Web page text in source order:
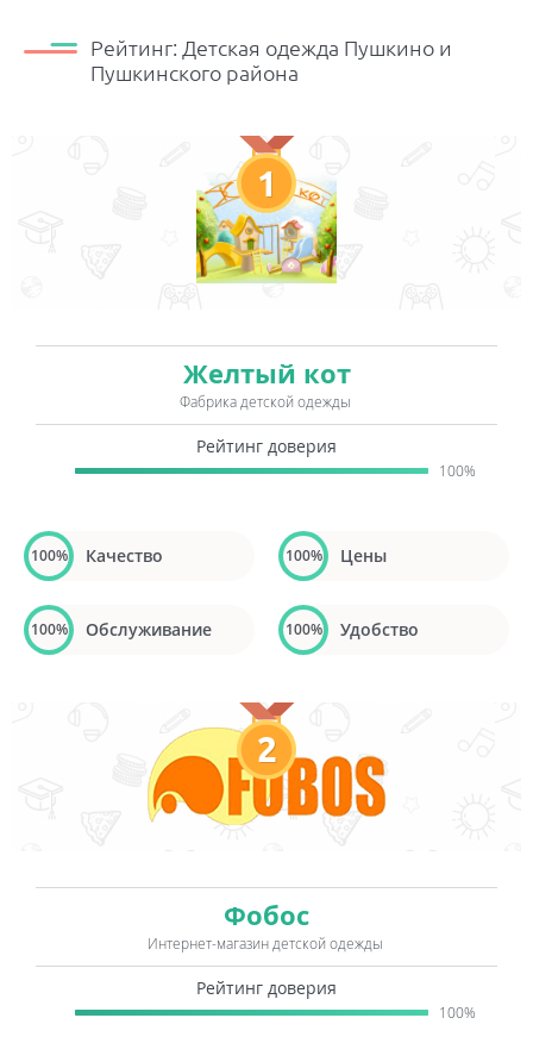
Рейтинг: Детская одежда Пушкино и
Пушкинского района
1
Желтый кот
Фабрика детской одежды
Рейтинг доверия
100%
100% Качество 100% Цены
100% Обслуживание 100% Удобство
2
Фобос
Интернет-магазин детской одежды
Рейтинг доверия
100%